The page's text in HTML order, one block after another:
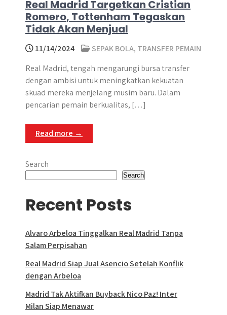
Real Madrid Targetkan Cristian
Romero, Tottenham Tegaskan
Tidak Akan Menjual
11/14/2024 SEPAK BOLA, TRANSFER PEMAIN
Real Madrid, tengah mengarungi bursa transfer
dengan ambisi untuk meningkatkan kekuatan
skuad mereka menjelang musim baru. Dalam
pencarian pemain berkualitas, […]
Read more →
Search
Search
Recent Posts
Alvaro Arbeloa Tinggalkan Real Madrid Tanpa
Salam Perpisahan
Real Madrid Siap Jual Asencio Setelah Konflik
dengan Arbeloa
Madrid Tak Aktifkan Buyback Nico Paz! Inter
Milan Siap Menawar